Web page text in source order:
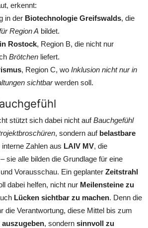
erkennt:
in der Biotechnologie Greifswalds, die
Region A bildet.
Rostock, Region B, die nicht nur
Brötchen liefert.
, Region C, wo Inklusion nicht nur in
sichtbarwerden soll.
stützt sich dabei nicht aufBauchgefühl
, sondern auf belastbare
interne Zahlen aus LAIV MV, die
– sie alle bilden die Grundlage für eine
Vorausschau. Ein geplanter Zeitstrahl
dabei helfen, nicht nur Meilensteine zu
Lücken sichtbar zu machen. Denn die
die Verantwortung, diese Mittel bis zum
auszugeben, sondern sinnvoll zu